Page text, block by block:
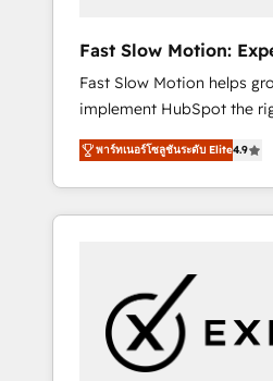
reporting - Workflow automation and data
clean-up - Sales enablement and team
training - Ongoing optimisation and RevOps
support Based in Leeds and London, we
partner with SMEs across
ready to turn HubSpot
engine it’s meant to be.
Fast Slow Motion:
& Salesforce
Fast Slow Motion helps
implement HubSpot the
one — with the flexibility to
complexity increases.
HubSpot and Salesforce,
experience in CRM
growing mid-market and
organizations, our team
technical execution with
perspective. Many of our
พาร์ทเนอร์โซลูชันระดับ Elite4.9